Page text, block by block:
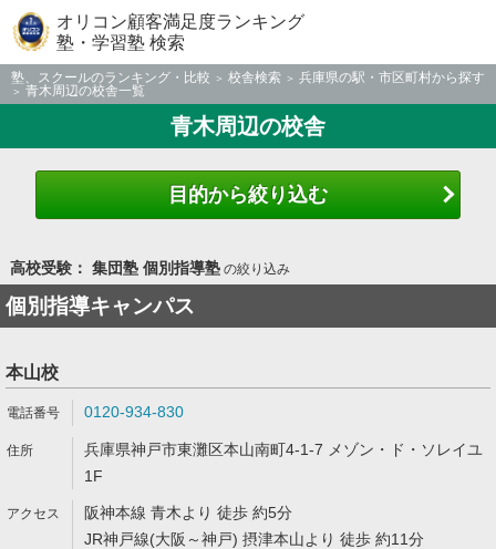
オリコン顧客満足度ランキング
塾・学習塾 検索
塾、スクールのランキング・比較 校舎検索
兵庫県の駅・市区町村から探す
青木周辺の校舎一覧
青木周辺の校舎
目的から絞り込む
高校受験： 集団塾 個別指導塾の絞り込み
個別指導キャンパス
本山校
0120-934-830
兵庫県神戸市東灘区本山南町4-1-7 メゾン・ド・ソレイユ
1F
阪神本線 青木より 徒歩 約5分
JR神戸線(大阪～神戸) 摂津本山より 徒歩 約11分